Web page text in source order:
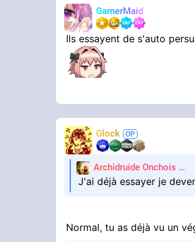
GamerMaid
Ils essayent de s'auto
Glock
Archidruide Onchois
J'ai déjà essayer je
Normal, tu as déjà vu un